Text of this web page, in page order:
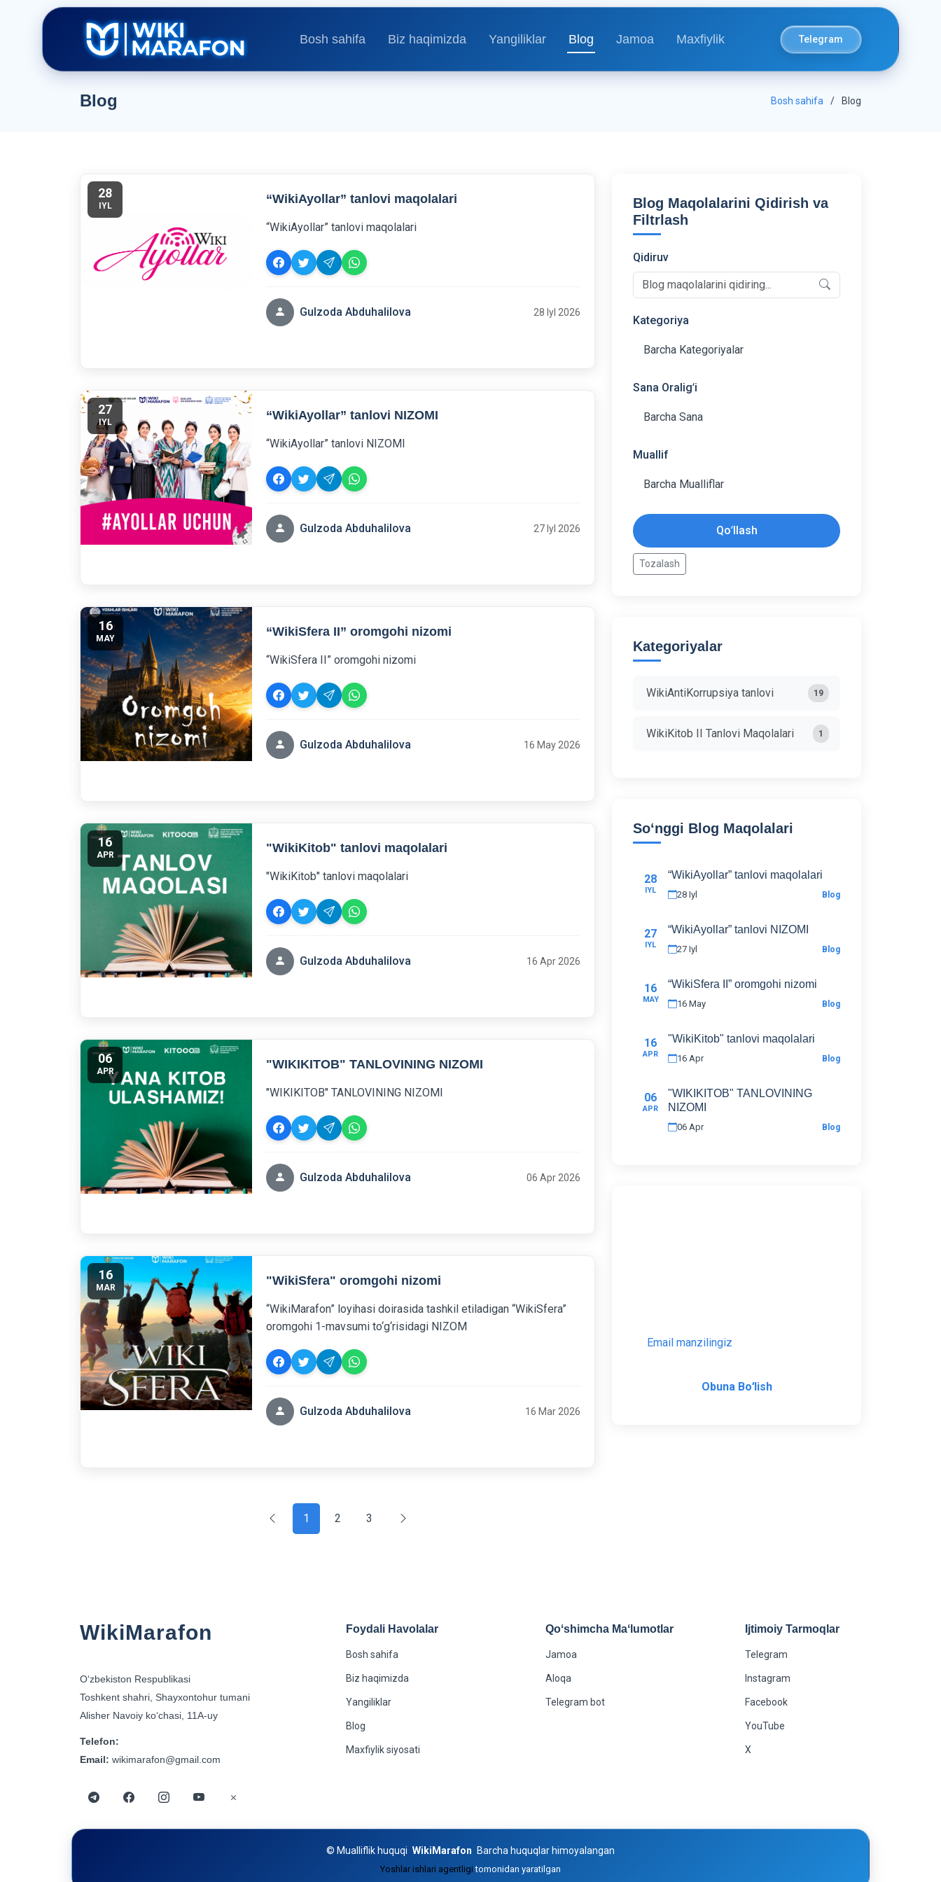
Bosh sahifa Biz haqimizda Yangiliklar Blog Jamoa Maxfiylik Telegram
Blog Bosh sahifa Blog
28
IYL “WikiAyollar” tanlovi maqolalari
“WikiAyollar” tanlovi maqolalari
Gulzoda Abduhalilova 28 Iyl 2026
27
IYL “WikiAyollar” tanlovi NIZOMI
“WikiAyollar” tanlovi NIZOMI
Gulzoda Abduhalilova 27 Iyl 2026
16
MAY “WikiSfera II” oromgohi nizomi
“WikiSfera II” oromgohi nizomi
Gulzoda Abduhalilova 16 May 2026
16
APR "WikiKitob" tanlovi maqolalari
"WikiKitob" tanlovi maqolalari
Gulzoda Abduhalilova 16 Apr 2026
06
APR "WIKIKITOB" TANLOVINING NIZOMI
"WIKIKITOB" TANLOVINING NIZOMI
Gulzoda Abduhalilova 06 Apr 2026
16
MAR "WikiSfera" oromgohi nizomi
“WikiMarafon” loyihasi doirasida tashkil etiladigan “WikiSfera”
oromgohi 1-mavsumi to‘g‘risidagi NIZOM
Gulzoda Abduhalilova 16 Mar 2026
1 2 3
Blog Maqolalarini Qidirish va
Filtrlash
Qidiruv
Kategoriya
Sana Oraligʻi
Muallif
Qoʻllash
Tozalash
Kategoriyalar
WikiAntiKorrupsiya tanlovi 19
WikiKitob II Tanlovi Maqolalari 1
Soʻnggi Blog Maqolalari
28
IYL
“WikiAyollar” tanlovi maqolalari
28 Iyl Blog
27
IYL
“WikiAyollar” tanlovi NIZOMI
27 Iyl Blog
16
MAY
“WikiSfera II” oromgohi nizomi
16 May Blog
16
APR
"WikiKitob" tanlovi maqolalari
16 Apr Blog
06
APR
"WIKIKITOB" TANLOVINING
NIZOMI
06 Apr Blog
Obuna Boʻlish
WikiMarafon
Oʻzbekiston Respublikasi
Toshkent shahri, Shayxontohur tumani
Alisher Navoiy koʻchasi, 11A-uy
Telefon:
Email: wikimarafon@gmail.com
Foydali Havolalar
Bosh sahifa
Biz haqimizda
Yangiliklar
Blog
Maxfiylik siyosati
Qoʻshimcha Maʻlumotlar
Jamoa
Aloqa
Telegram bot
Ijtimoiy Tarmoqlar
Telegram
Instagram
Facebook
YouTube
X
© Mualliflik huquqi WikiMarafon Barcha huquqlar himoyalangan
Yoshlar ishlari agentligi tomonidan yaratilgan